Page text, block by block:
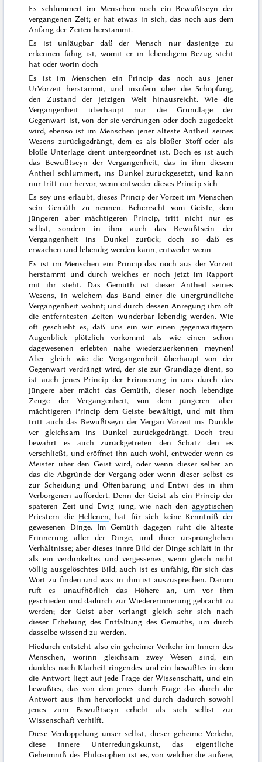
Es schlummert im Menschen noch ein Bewußtseyn der
vergangenen Zeit; er hat etwas in sich, das noch aus dem
Anfang der Zeiten herstammt.
Es ist unläugbar daß der Mensch nur dasjenige zu
erkennen fähig ist, womit er in lebendigem Bezug steht
hat oder worin doch
Es ist im Menschen ein Princip das noch aus jener
UrVorzeit herstammt, und insofern über die Schöpfung,
den Zustand der jetzigen Welt hinausreicht. Wie die
Vergangenheit überhaupt nur die Grundlage der
Gegenwart ist, von der sie verdrungen oder doch zugedeckt
wird, ebenso ist im Menschen jener älteste Antheil seines
Wesens zurückgedrängt, dem esals bloßer Stoff oder als
bloße Unterlage dient untergeordnet ist. Doch es ist auch
das Bewußtseyn der Vergangenheit, das in ihmdiesem
Antheil schlummert, ins Dunkel zurückgesetzt, und kann
nur tritt nur hervor, wenn entweder dieses Princip sich
Es sey uns erlaubt, dieses Princip der Vorzeit im Menschen
sein Gemüth zu nennen. Beherrscht vom Geiste, dem
jüngeren aber mächtigeren Princip, tritt nicht nur es
selbst, sondern in ihm auch das Bewußtsein der
Vergangenheit ins Dunkel zurück; doch so daß es
erwachen und lebendig werden kann, entweder wenn
Es ist im Menschen ein Princip das noch aus der Vorzeit
herstammt und durch welches er noch jetzt im Rapport
mit ihr steht. Das Gemüth ist dieser Antheil seines
Wesens, in welchem das Band einerdie unergründliche
Vergangenheit wohnt; und durch dessen Anregung ihm oft
die entferntesten Zeiten wunderbar lebendig werden. Wie
oft geschieht es, daß uns ein wir einen gegenwärtigern
Augenblick plötzlich vorkommt als wie einen schon
dagewesenen erlebten nahe wiederzuerkennen meynen!
Aber gleich wie die Vergangenheit überhaupt von der
Gegenwart verdrängt wird, der sie zur Grundlage dient, so
ist auch jenes Princip der Erinnerung in uns durch das
jüngere aber mächt das Gemüth, dieser noch lebendige
Zeuge der Vergangenheit, von dem jüngeren aber
mächtigeren Princip dem Geiste bewältigt, und mit ihm
tritt auch das Bewußtseyn der Vergan Vorzeit ins Dunkle
ver gleichsam ins Dunkel zurückgedrängt. Doch treu
bewahrt es auch zurückgetreten den Schatz den es
verschließt, und eröffnet ihn auch wohl, entweder wenn es
Meister über den Geist wird, oder wenn dieser selber an
das die Abgründe der Vergangoder wenn dieser selbst es
zur Scheidung und Offenbarung und Entwi des in ihm
Verborgenen auffordert. Denn der Geist als ein Princip der
späteren Zeit und Ewig jung, wie nach den ägyptischen
Priestern die Hellenen, hat für sich keine Kenntniß der
gewesenen Dinge. Im Gemüth dagegen ruht die älteste
Erinnerungaller der Dinge, und ihrer ursprünglichen
Verhältnisse; aber dieses innre Bild der Dingeschläft in ihr
als ein verdunkeltes und vergessenes, wenn gleich nicht
völlig ausgelöschtes Bild; auch ist es unfähig, für sich das
Wort zu finden und was in ihm ist auszusprechen. Darum
ruft es unaufhörlich das Höhere an, um vor ihm
geschieden und dadurch zur Wiedererinnerung gebracht zu
werden; der Geist aber verlangt gleich sehrsich nach
dieser Erhebung des Entfaltung des Gemüths, um durch
dasselbe wissend zu werden.
Hiedurch entsteht alsoein geheimer Verkehr im Innern des
Menschen, worinngleichsam zwey Wesen sind, ein
dunkles nach Klarheit ringendes und ein bewußtes in dem
die Antwort liegt auf jede Frage der Wissenschaft, und ein
bewußtes, das von dem jenes durch Frage dasdurch die
Antwort aus ihm hervorlockt unddurch dadurch sowohl
jenes zum Bewußtseyn erhebt als sich selbst zur
Wissenschaft verhilft.
Diese Verdoppelung unser selbst, dieser geheime Verkehr,
diese innere Unterredungskunst, das eigentliche
Geheimniß des Philosophen ist es, von welcher die äußere,